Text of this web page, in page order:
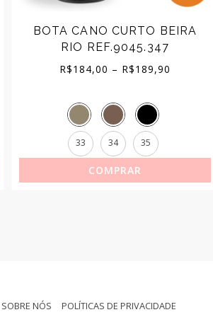
BOTA CANO CURTO BEIRA
RIO REF.9045.347
R$184,00 – R$189,90
R$189,90
33 34 35
COMPRAR
SOBRE NÓS
POLÍTICAS DE PRIVACIDADE